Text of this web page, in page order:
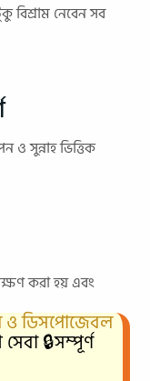
বিশ্রাম নেবেন সব
ও সুন্নাহ ভিত্তিক
করা হয় এবং
ও ডিসপোজেবল
🔒সম্পূর্ণ